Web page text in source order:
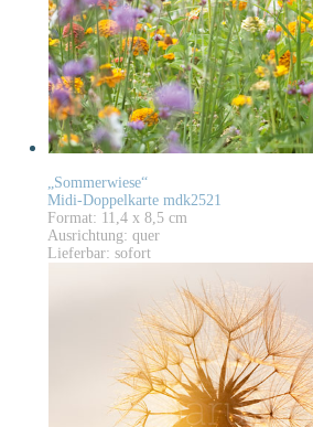
„Sommerwiese“
Midi-Doppelkarte mdk2521
Format: 11,4 x 8,5 cm
Ausrichtung: quer
Lieferbar: sofort